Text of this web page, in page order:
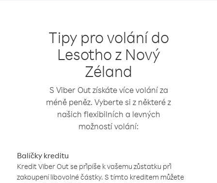
Tipy pro volání do
Lesotho z Nový
Zéland
S Viber Out získáte více volání za
méně peněz. Vyberte si z některé z
našich flexibilních a levných
možností volání:
Balíčky kreditu
Kredit Viber Out se připíše k vašemu zůstatku při
zakoupení libovolné částky. S tímto kreditem můžete